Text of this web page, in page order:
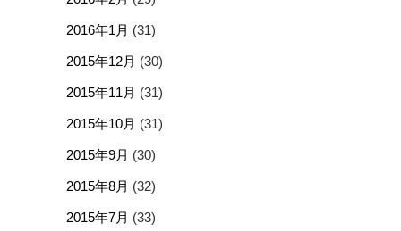
2016年1月 (31)
2015年12月 (30)
2015年11月 (31)
2015年10月 (31)
2015年9月 (30)
2015年8月 (32)
2015年7月 (33)